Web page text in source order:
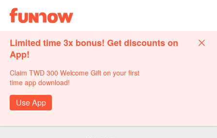
Limited time 3x bonus! Get discounts on
App!
Claim TWD 300 Welcome Gift on your first
time app download!
Use App